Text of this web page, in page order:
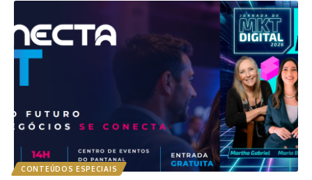
CONTEÚDOS ESPECIAIS